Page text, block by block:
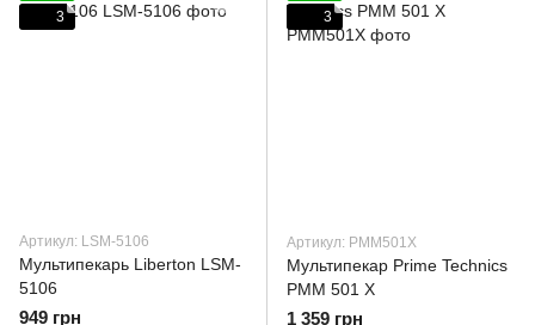
3
Артикул: LSM-5106
Мультипекарь Liberton LSM-
5106
949 грн
3
Артикул: PMM501X
Мультипекар Prime Technics
PMM 501 X
1 359 грн